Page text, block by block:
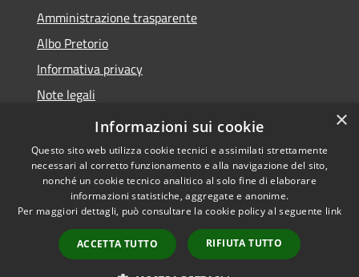
Amministrazione trasparente
Albo Pretorio
Informativa privacy
Note legali
Dichiarazione di accessibilità
Accessibilità
Copyright © 2026 • Città di
Andria • Powered by
Municipium•
Accesso
redazione
×
Informazioni sui cookie
Questo sito web utilizza cookie tecnici e assimilati strettamente
necessari al corretto funzionamento e alla navigazione del sito,
nonché un cookie tecnico analitico al solo fine di elaborare
informazioni statistiche, aggregate e anonime.
Per maggiori dettagli, può consultare la cookie policy al seguente link
ACCETTA TUTTO RIFIUTA TUTTO